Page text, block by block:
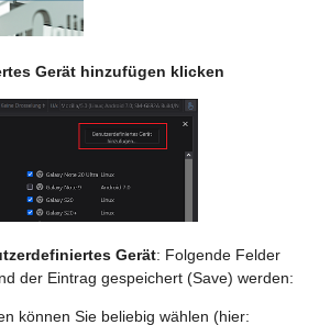
Gerät hinzufügen klicken
Gerät: Folgende Felder
der Eintrag gespeichert (Save) werden:
können Sie beliebig wählen (hier: